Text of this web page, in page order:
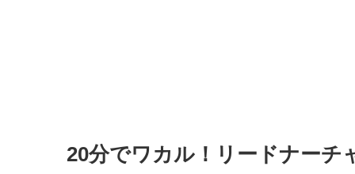
20分でワカル！リードナーチ